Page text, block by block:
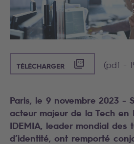
TÉLÉCHARGER ([PDF] - 190
(pdf -
Paris, le 9 novembre 2023 -
acteur majeur de la Tech en
IDEMIA, leader mondial des
d’identité, ont remporté